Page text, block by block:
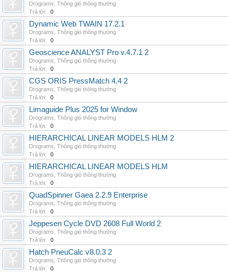
Drograms Thông gió thông thường
Trả lời:
0
Dynamic Web TWAIN 17.2.1
Drograms Thông gió thông thường
Trả lời:
0
Geoscience ANALYST Pro v.4.7.1 2
Drograms Thông gió thông thường
Trả lời:
0
CGS ORIS PressMatch 4.4 2
Drograms Thông gió thông thường
Trả lời:
0
Limaguide Plus 2025 for Window
Drograms Thông gió thông thường
Trả lời:
0
HIERARCHICAL LINEAR MODELS HLM 2
Drograms Thông gió thông thường
Trả lời:
0
HIERARCHICAL LINEAR MODELS HLM
Drograms Thông gió thông thường
Trả lời:
0
QuadSpinner Gaea 2.2.9 Enterprise
Drograms Thông gió thông thường
Trả lời:
0
Jeppesen Cycle DVD 2608 Full World 2
Drograms Thông gió thông thường
Trả lời:
0
Hatch PneuCalc v8.0.3 2
Drograms Thông gió thông thường
Trả lời:
0